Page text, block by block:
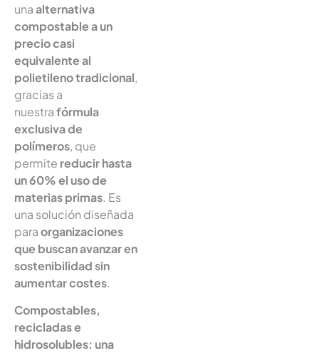
unaalternativa
compostable a un
precio casi
equivalente al
polietileno tradicional,
gracias a
nuestrafórmula
exclusiva de
polímeros, que
permite reducir hasta
un 60% el uso de
materias primas. Es
una solución diseñada
paraorganizaciones
que buscan avanzar en
sostenibilidad sin
aumentar costes.
Compostables,
recicladas e
hidrosolubles: una